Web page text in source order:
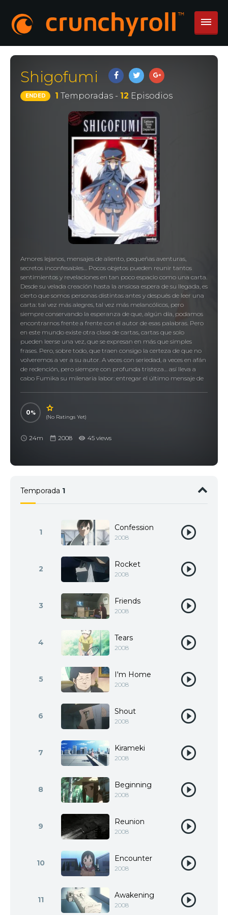
Shigofumi
ENDED 1 Temporadas - 12 Episodios
Amores lejanos, mensajes de aliento, pequeñas aventuras,
secretos inconfesables… Pocos objetos pueden reunir tantos
sentimientos y revelaciones en tan poco espacio como una carta.
Desde su velada creación hasta la ansiosa espera de su llegada, es
cierto que somos personas distintas antes y después de leer una
carta: tal vez más alegres, tal vez más melancólicos, pero
siempre conservando la esperanza de que, algún día, podamos
encontrarnos frente a frente con el autor de esas palabras. Pero
en este mundo existe otra clase de cartas, cartas que solo
pueden leerse una vez, que se expresan en más que simples
frases. Pero, sobre todo, que traen consigo la certeza de que no
volveremos a ver a su autor. A veces con seriedad, a veces en afán
de redención, pero siempre con profunda tristeza… así lleva a
cabo Fumika su milenaria labor: entregar el último mensaje de
palabras que los que han partido le confían…
シゴフミ, Shigofumi: Letters from the Departed
0
(No Ratings Yet)
24m 2008 45 views
Temporada 1
1 Confession
2008
2 Rocket
2008
3 Friends
2008
4 Tears
2008
5 I'm Home
2008
6 Shout
2008
7 Kirameki
2008
8 Beginning
2008
9 Reunion
2008
10 Encounter
2008
11 Awakening
2008